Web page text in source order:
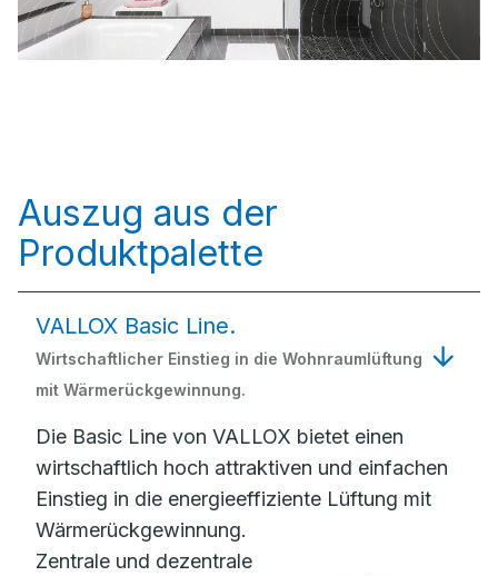
Auszug aus der
Produktpalette
VALLOX Basic Line.
Wirtschaftlicher Einstieg in die Wohnraumlüftung
mit Wärmerückgewinnung.
Die Basic Line von VALLOX bietet einen
wirtschaftlich hoch attraktiven und einfachen
Einstieg in die energieeffiziente Lüftung mit
Wärmerückgewinnung.
Zentrale und dezentrale